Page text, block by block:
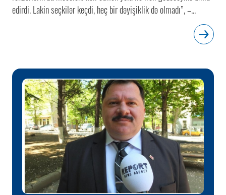
edirdi. Lakin seçkilər keçdi, heç bir dəyişiklik də olmadı”, –...